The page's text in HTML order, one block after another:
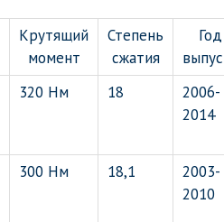
Крутящий
момент
Степень
сжатия
Год
320 Нм 18
2006-
2014
300 Нм 18,1
2003-
2010